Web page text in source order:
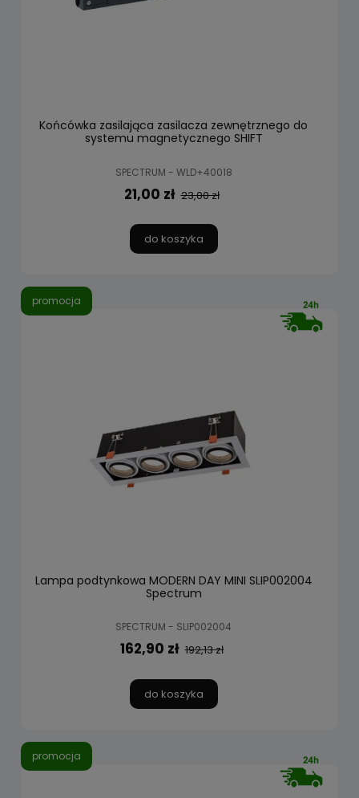
Końcówka zasilająca zasilacza zewnętrznego do
systemu magnetycznego SHIFT
SPECTRUM - WLD+40018
21,00 zł 23,00 zł
do koszyka
Lampa podtynkowa MODERN DAY MINI SLIP002004
Spectrum
SPECTRUM - SLIP002004
162,90 zł 192,13 zł
do koszyka
promocja
promocja